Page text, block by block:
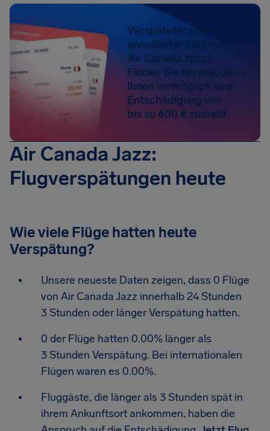
Verspäteter oder
annullierter Flug mit
Air Canada Jazz?
Finden Sie heraus, ob
Ihnen womöglich eine
Entschädigung von
bis zu 600 € zusteht
Air Canada Jazz:
Flugverspätungen heute
Wie viele Flüge hatten heute
Verspätung?
Unsere neueste Daten zeigen, dass 0 Flüge
von Air Canada Jazz innerhalb 24 Stunden
3 Stunden oder länger Verspätung hatten.
0 der Flüge hatten 0.00% länger als
3 Stunden Verspätung. Bei internationalen
Flügen waren es 0.00%.
Fluggäste, die länger als 3 Stunden spät in
ihrem Ankunftsort ankommen, haben die